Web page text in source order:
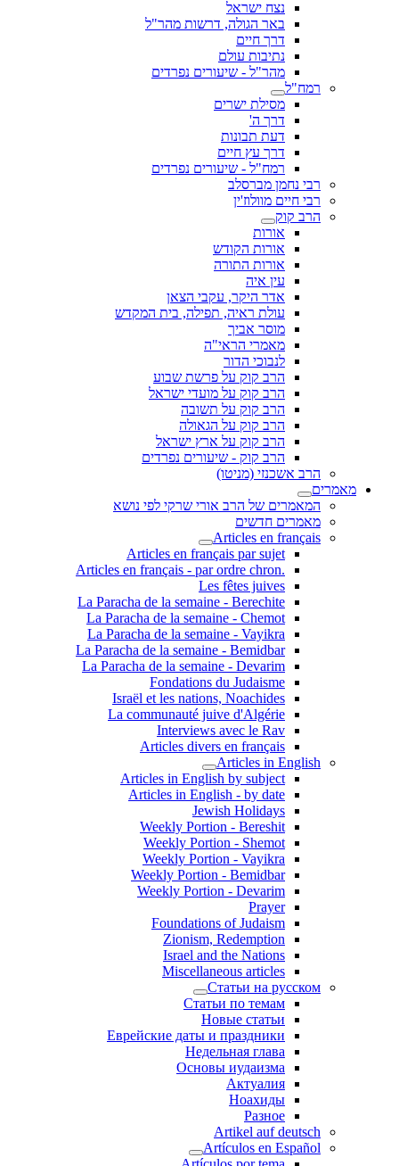
נצח ישראל
באר הגולה, דרשות מהר"ל
דרך חיים
נתיבות עולם
מהר"ל - שיעורים נפרדים
רמח"ל
מסילת ישרים
דרך ה'
דעת תבונות
דרך עץ חיים
רמח"ל - שיעורים נפרדים
רבי נחמן מברסלב
רבי חיים מוולוז'ין
הרב קוק
אורות
אורות הקודש
אורות התורה
עין איה
אדר היקר, עקבי הצאן
עולת ראיה, תפילה, בית המקדש
מוסר אביך
מאמרי הראי"ה
לנבוכי הדור
הרב קוק על פרשת שבוע
הרב קוק על מועדי ישראל
הרב קוק על תשובה
הרב קוק על הגאולה
הרב קוק על ארץ ישראל
הרב קוק - שיעורים נפרדים
הרב אשכנזי (מניטו)
מאמרים
המאמרים של הרב אורי שרקי לפי נושא
מאמרים חדשים
Articles en français
Articles en français par sujet
.Articles en français - par ordre chron
Les fêtes juives
La Paracha de la semaine - Berechite
La Paracha de la semaine - Chemot
La Paracha de la semaine - Vayikra
La Paracha de la semaine - Bemidbar
La Paracha de la semaine - Devarim
Fondations du Judaisme
Israël et les nations, Noachides
La communauté juive d'Algérie
Interviews avec le Rav
Articles divers en français
Articles in English
Articles in English by subject
Articles in English - by date
Jewish Holidays
Weekly Portion - Bereshit
Weekly Portion - Shemot
Weekly Portion - Vayikra
Weekly Portion - Bemidbar
Weekly Portion - Devarim
Prayer
Foundations of Judaism
Zionism, Redemption
Israel and the Nations
Miscellaneous articles
Статьи на русском
Статьи по темам
Новые статьи
Еврейские даты и праздники
Недельная глава
Основы иудаизма
Актуалия
Ноахиды
Разное
Artikel auf deutsch
Artículos en Español